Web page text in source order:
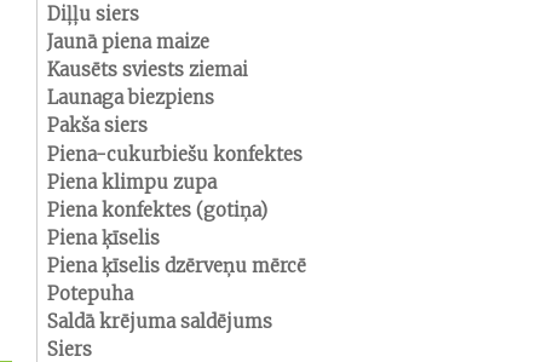
Diļļu siers
Jaunā piena maize
Kausēts sviests ziemai
Launaga biezpiens
Pakša siers
Piena-cukurbiešu konfektes
Piena klimpu zupa
Piena konfektes (gotiņa)
Piena ķīselis
Piena ķīselis dzērveņu mērcē
Potepuha
Saldā krējuma saldējums
Siers